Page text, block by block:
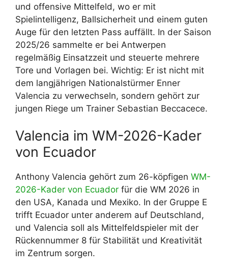
und offensive Mittelfeld, wo er mit
Spielintelligenz, Ballsicherheit und einem guten
Auge für den letzten Pass auffällt. In der Saison
2025/26 sammelte er bei Antwerpen
regelmäßig Einsatzzeit und steuerte mehrere
Tore und Vorlagen bei. Wichtig: Er ist nicht mit
dem langjährigen Nationalstürmer Enner
Valencia zu verwechseln, sondern gehört zur
jungen Riege um Trainer Sebastian Beccacece.
Valencia im WM-2026-Kader
von Ecuador
Anthony Valencia gehört zum 26-köpfigen WM-
2026-Kader von Ecuador für die WM 2026 in
den USA, Kanada und Mexiko. In der Gruppe E
trifft Ecuador unter anderem auf Deutschland,
und Valencia soll als Mittelfeldspieler mit der
Rückennummer 8 für Stabilität und Kreativität
im Zentrum sorgen.